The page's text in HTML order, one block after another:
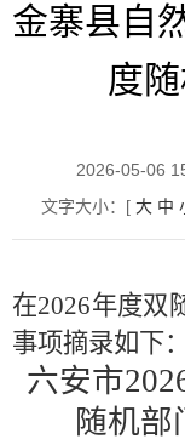
金寨县自
度
2026-05-06
文字大小：[ 大 中
在2026年度双
事项摘录如下：
六安市202
随机部